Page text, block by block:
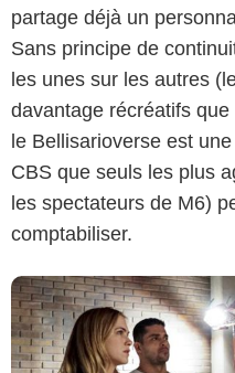
partage déjà un
Sans principe de
les unes sur les autres
davantage récréatifs
le Bellisarioverse est
CBS que seuls les plus
les spectateurs de M6)
comptabiliser.